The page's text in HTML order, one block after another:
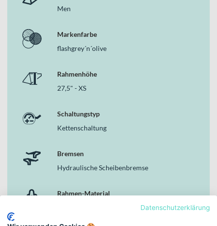
Men
Markenfarbe
flashgrey´n´olive
Rahmenhöhe
27,5" - XS
Schaltungstyp
Kettenschaltung
Bremsen
Hydraulische Scheibenbremse
Rahmen-Material
Datenschutzerklärung